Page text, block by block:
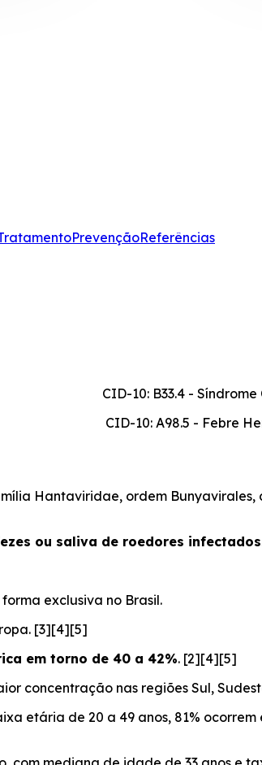
PrevençãoReferências
CID-10: B33.4 -
CID-10: A98.5 - Febre
Hantaviridae, ordem Bunyavirales,
ou saliva de roedores infectados
exclusiva no Brasil.
[3][4][5]
em torno de 40 a 42%. [2][4][5]
concentração nas regiões Sul,
etária de 20 a 49 anos, 81% ocorrem